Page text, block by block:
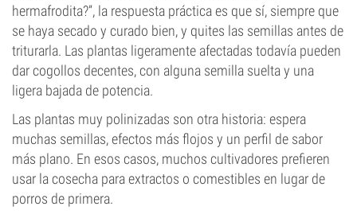
hermafrodita?”, la respuesta práctica es que sí, siempre que
se haya secado y curado bien, y quites las semillas antes de
triturarla. Las plantas ligeramente afectadas todavía pueden
dar cogollos decentes, con alguna semilla suelta y una
ligera bajada de potencia.
Las plantas muy polinizadas son otra historia: espera
muchas semillas, efectos más flojos y un perfil de sabor
más plano. En esos casos, muchos cultivadores prefieren
usar la cosecha para extractos o comestibles en lugar de
porros de primera.